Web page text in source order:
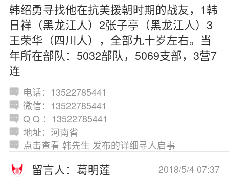
韩绍勇寻找他在抗美援朝时期的战友，1韩
日祥（黑龙江人）2张子亭（黑龙江人）3
王荣华（四川人），全部九十岁左右。当
年所在部队：5032部队，5069支部，3营7
连
电话：13522785441
微信：13522785441
Q Q ：13522785441
地址：河南省
点击查看 韩先生 发布的详细寻人启事
2018/5/4 07:37
留言人：葛明莲